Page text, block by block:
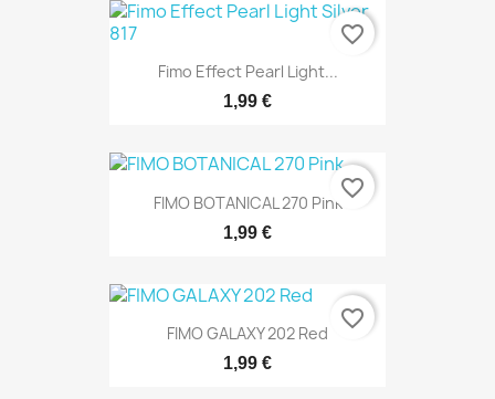
Fimo Effect Pearl Light...
1,99 €
favorite_border
FIMO BOTANICAL 270 Pink
1,99 €
favorite_border
FIMO GALAXY 202 Red
1,99 €
favorite_border